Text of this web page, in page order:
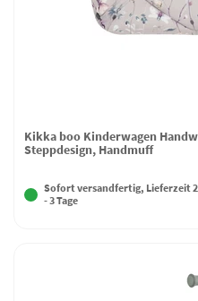
Kikka boo Kinderwagen
Steppdesign, Handmuff
Sofort versandfertig, Lieferzeit 2
- 3 Tage